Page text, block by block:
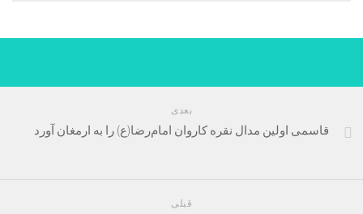
بعدی
قاسمی اولین مدال نقره کاروان امام‌رضا(ع) را به ارمغان آورد
قبلی